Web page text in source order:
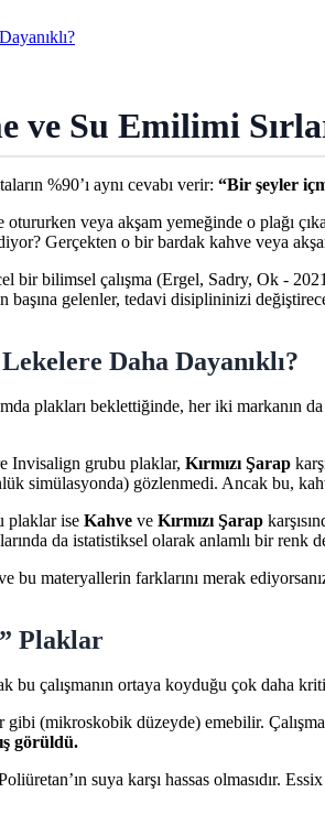
ve Su Emilimi
%90’ı aynı cevabı verir: “Bir şeyler
otururken veya akşam yemeğinde o plağı
Gerçekten o bir bardak kahve veya
bir bilimsel çalışma (Ergel, Sadry, Ok -
başına gelenler, tedavi disiplininizi
Daha Dayanıklı?
plakları beklettiğinde, her iki
Invisalign grubu plaklar, Kırmızı Şarap
simülasyonda) gözlenmedi. Ancak bu,
plaklar ise Kahve ve Kırmızı Şarap
da istatistiksel olarak anlamlı bir renk
bu materyallerin farklarını merak
Plaklar
bu çalışmanın ortaya koyduğu çok daha
(mikroskobik düzeyde) emebilir.
görüldü.
suya karşı hassas olmasıdır.